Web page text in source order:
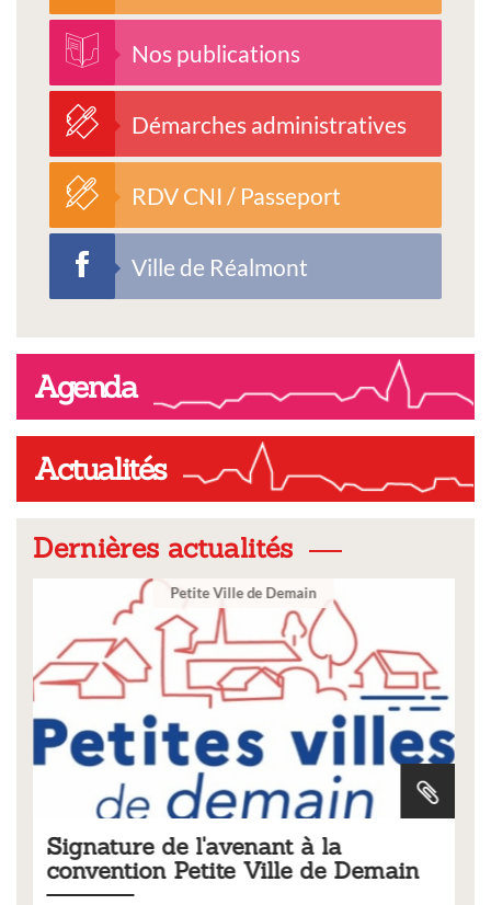
Nos publications
Démarches administratives
RDV CNI / Passeport
Ville de Réalmont
Agenda
Actualités
Dernières actualités
Tarifs 2026 des services
municipaux